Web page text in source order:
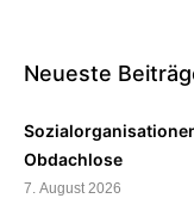
Neueste
Obdachlose
7. August 2026